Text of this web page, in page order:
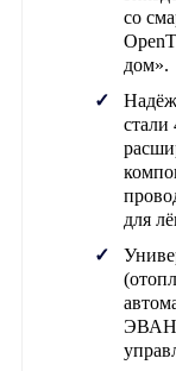
со
дом».
стали
для
ЭВАН